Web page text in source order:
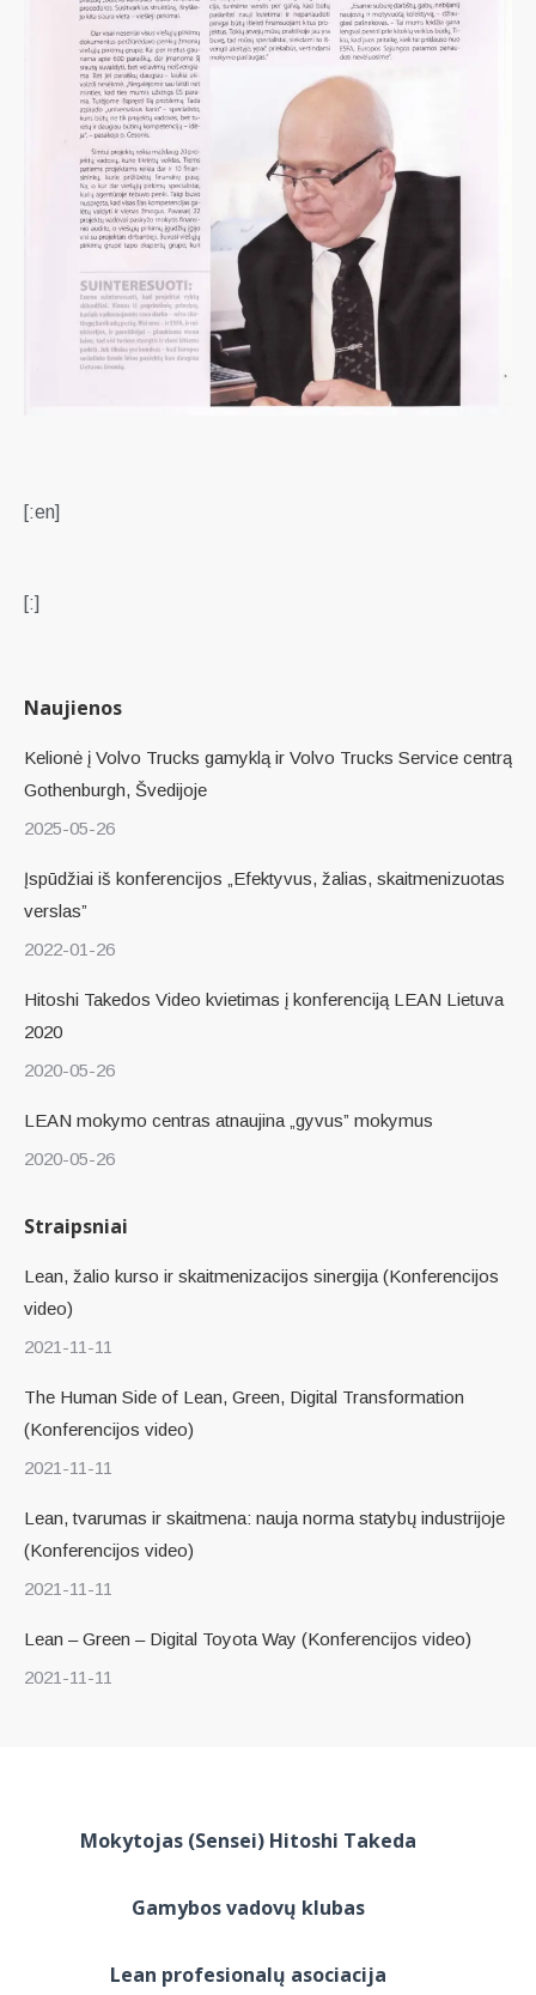
[:en]
[:]
Naujienos
Kelionė į Volvo Trucks gamyklą ir Volvo Trucks Service centrą
Gothenburgh, Švedijoje
2025-05-26
Įspūdžiai iš konferencijos „Efektyvus, žalias, skaitmenizuotas
verslas”
2022-01-26
Hitoshi Takedos Video kvietimas į konferenciją LEAN Lietuva
2020
2020-05-26
LEAN mokymo centras atnaujina „gyvus” mokymus
2020-05-26
Straipsniai
Lean, žalio kurso ir skaitmenizacijos sinergija (Konferencijos
video)
2021-11-11
The Human Side of Lean, Green, Digital Transformation
(Konferencijos video)
2021-11-11
Lean, tvarumas ir skaitmena: nauja norma statybų industrijoje
(Konferencijos video)
2021-11-11
Lean – Green – Digital Toyota Way (Konferencijos video)
2021-11-11
Mokytojas (Sensei) Hitoshi Takeda
Gamybos vadovų klubas
Lean profesionalų asociacija